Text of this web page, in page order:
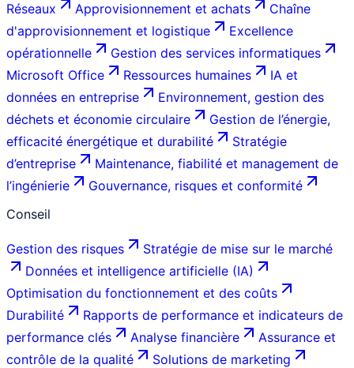
Réseaux
Approvisionnement et achats
Chaîne
d'approvisionnement et logistique
Excellence
opérationnelle
Gestion des services informatiques
Microsoft Office
Ressources humaines
IA et
données en entreprise
Environnement, gestion des
déchets et économie circulaire
Gestion de l’énergie,
efficacité énergétique et durabilité
Stratégie
d’entreprise
Maintenance, fiabilité et management de
l’ingénierie
Gouvernance, risques et conformité
Conseil
Gestion des risques
Stratégie de mise sur le marché
Données et intelligence artificielle (IA)
Optimisation du fonctionnement et des coûts
Durabilité
Rapports de performance et indicateurs de
performance clés
Analyse financière
Assurance et
contrôle de la qualité
Solutions de marketing